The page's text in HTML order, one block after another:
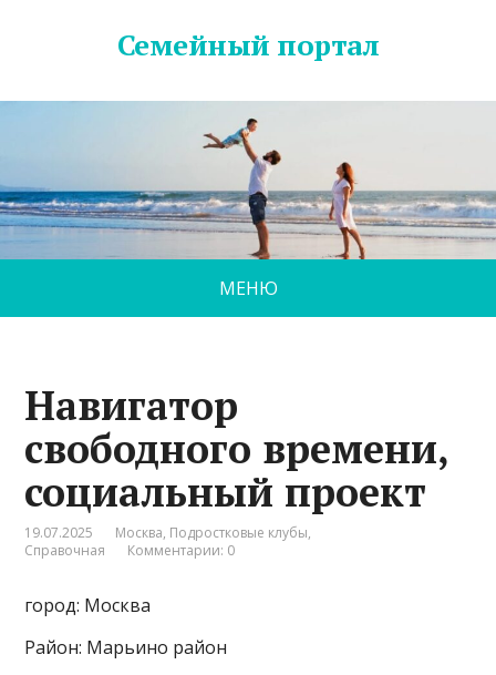
Семейный портал
МЕНЮ
Навигатор
свободного времени,
социальный проект
19.07.2025 Москва, Подростковые клубы,
Справочная
Комментарии: 0
город: Москва
Район: Марьино район